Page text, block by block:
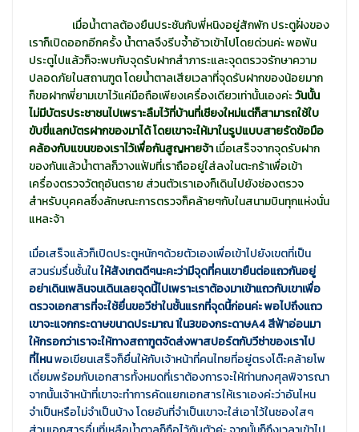
เมื่อน้ำตาลต้องยืนประชันกับพี่หนิงอยู่สักพัก ประตูฝั่งของ
เราก็เปิดออกอีกครั้ง น้ำตาลจึงรีบจ้ำอ้าวเข้าไปโดยด่วนค่ะ พอพ้น
ประตูไปแล้วก็จะพบกับจุดรับฝากสำภาระและจุดตรวจรักษาความ
ปลอดภัยในสถานฑูต โดยน้ำตาลเสียเวลาที่จุดรับฝากของน้อยมาก
ก็ขอฝากพี่ยามเขาไว้แค่มือถือเพียงเครื่องเดียวเท่านั้นเองค่ะวันนั้น
ไม่มีบัตรประชาชนไปเพราะลืมไว้ที่บ้านที่เชียงใหม่แต่ก็สามารถใช้ใบ
ขับขี่แลกบัตรฝากของมาได้ โดยเขาจะให้มาในรูปแบบสายรัดข้อมือ
คล้องกับแขนของเราไว้เพื่อกันสูญหายจ้าเมื่อเสร็จจากจุดรับฝาก
ของกันแล้วน้ำตาลก็วางแฟ้มที่เราถืออยู่ใส่ลงในตะกร้าเพื่อเข้า
เครื่องตรวจวัตถุอันตราย ส่วนตัวเราเองก็เดินไปยังช่องตรวจ
สำหรับบุคคลซึ่งลักษณะการตรวจก็คล้ายๆกับในสนามบินทุกแห่งนั่น
แหละจ้า
เมื่อเสร็จแล้วก็เปิดประตูหนักๆด้วยตัวเองเพื่อเข้าไปยังเขตที่เป็น
สวนร่มรื่นชั้นในให้สังเกตดีๆนะคะว่ามีจุดที่คนเขายืนต่อแถวกันอยู่
อย่าเดินเพลินจนเดินเลยจุดนี้ไปเพราะเราต้องมาเข้าแถวกับเขาเพื่อ
ตรวจเอกสารที่จะใช้ยื่นขอวีซ่าในชั้นแรกที่จุดนี้ก่อนค่ะ พอไปถึงแถว
เขาจะแจกกระดาษขนาดประมาณ 1ใน3ของกระดาษA4 สีฟ้าอ่อนมา
ให้กรอกว่าเราจะให้ทางสถาฑูตจัดส่งพาสปอร์ตกับวีซ่าของเราไป
ที่ไหนพอเขียนเสร็จก็ยื่นให้กับเจ้าหน้าที่คนไทยที่อยู่ตรงโต๊ะคล้ายโพ
เดี่ยมพร้อมกับเอกสารทั้งหมดที่เราต้องการจะให้ท่านกงศุลพิจารณา
จากนั้นเจ้าหน้าที่เขาจะทำการคัดแยกเอกสารให้เราเองค่ะว่าอันไหน
จำเป็นหรือไม่จำเป็นบ้าง โดยอันที่จำเป็นเขาจะใส่เอาไว้ในซองใสๆ